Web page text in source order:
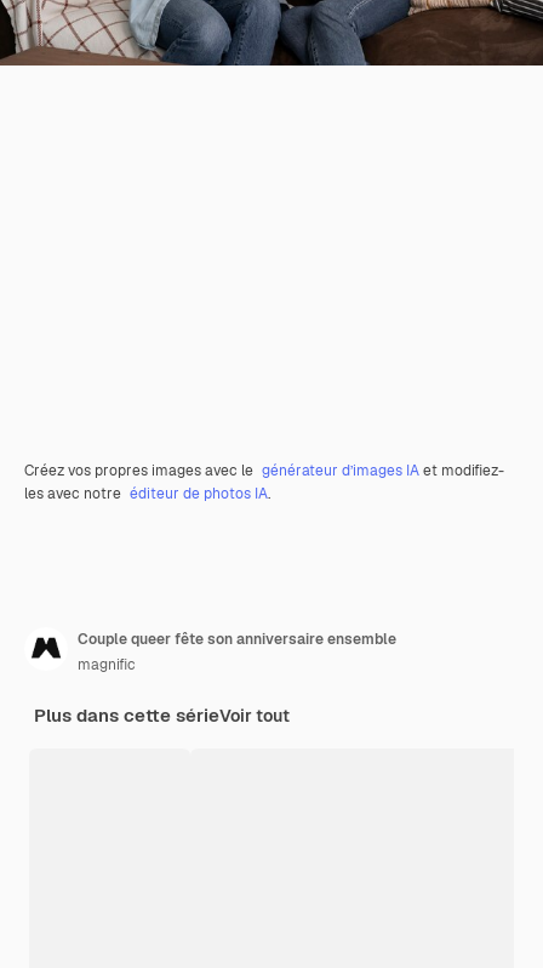
Créez vos propres images avec le générateur d’images IAet modifiez-
les avec notre éditeur de photos IA.
Couple queer fête son anniversaire ensemble
magnific
Plus dans cette sérieVoir tout